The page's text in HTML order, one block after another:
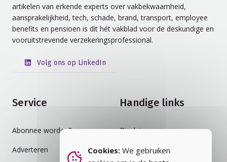
artikelen van erkende experts over vakbekwaamheid,
aansprakelijkheid, tech, schade, brand, transport, employee
benefits en pensioen is dit hét vakblad voor de deskundige en
vooruitstrevende verzekeringsprofessional.
Volg ons op LinkedIn
Service
Abonnee worden?
Adverteren
Handige links
Disclaimer
Auteursrecht
Cookies: We gebruiken